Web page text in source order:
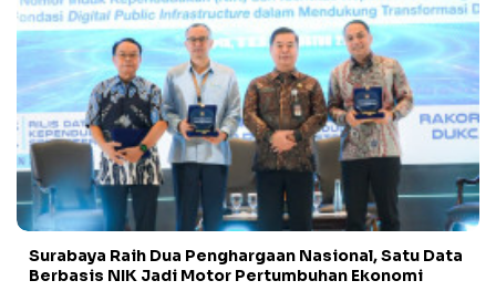
Surabaya Raih Dua Penghargaan Nasional, Satu Data
Berbasis NIK Jadi Motor Pertumbuhan Ekonomi